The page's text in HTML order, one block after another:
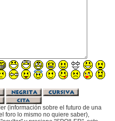
(información sobre el futuro de una
foro lo mismo no quiere saber),